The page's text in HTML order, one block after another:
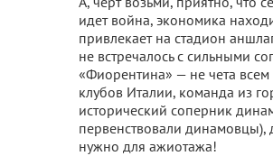
идет война, экономика
привлекает на стадион
не встречалось с сильными
«Фиорентина» — не чета
клубов Италии, команда из
исторический соперник
первенствовали
нужно для ажиотажа!